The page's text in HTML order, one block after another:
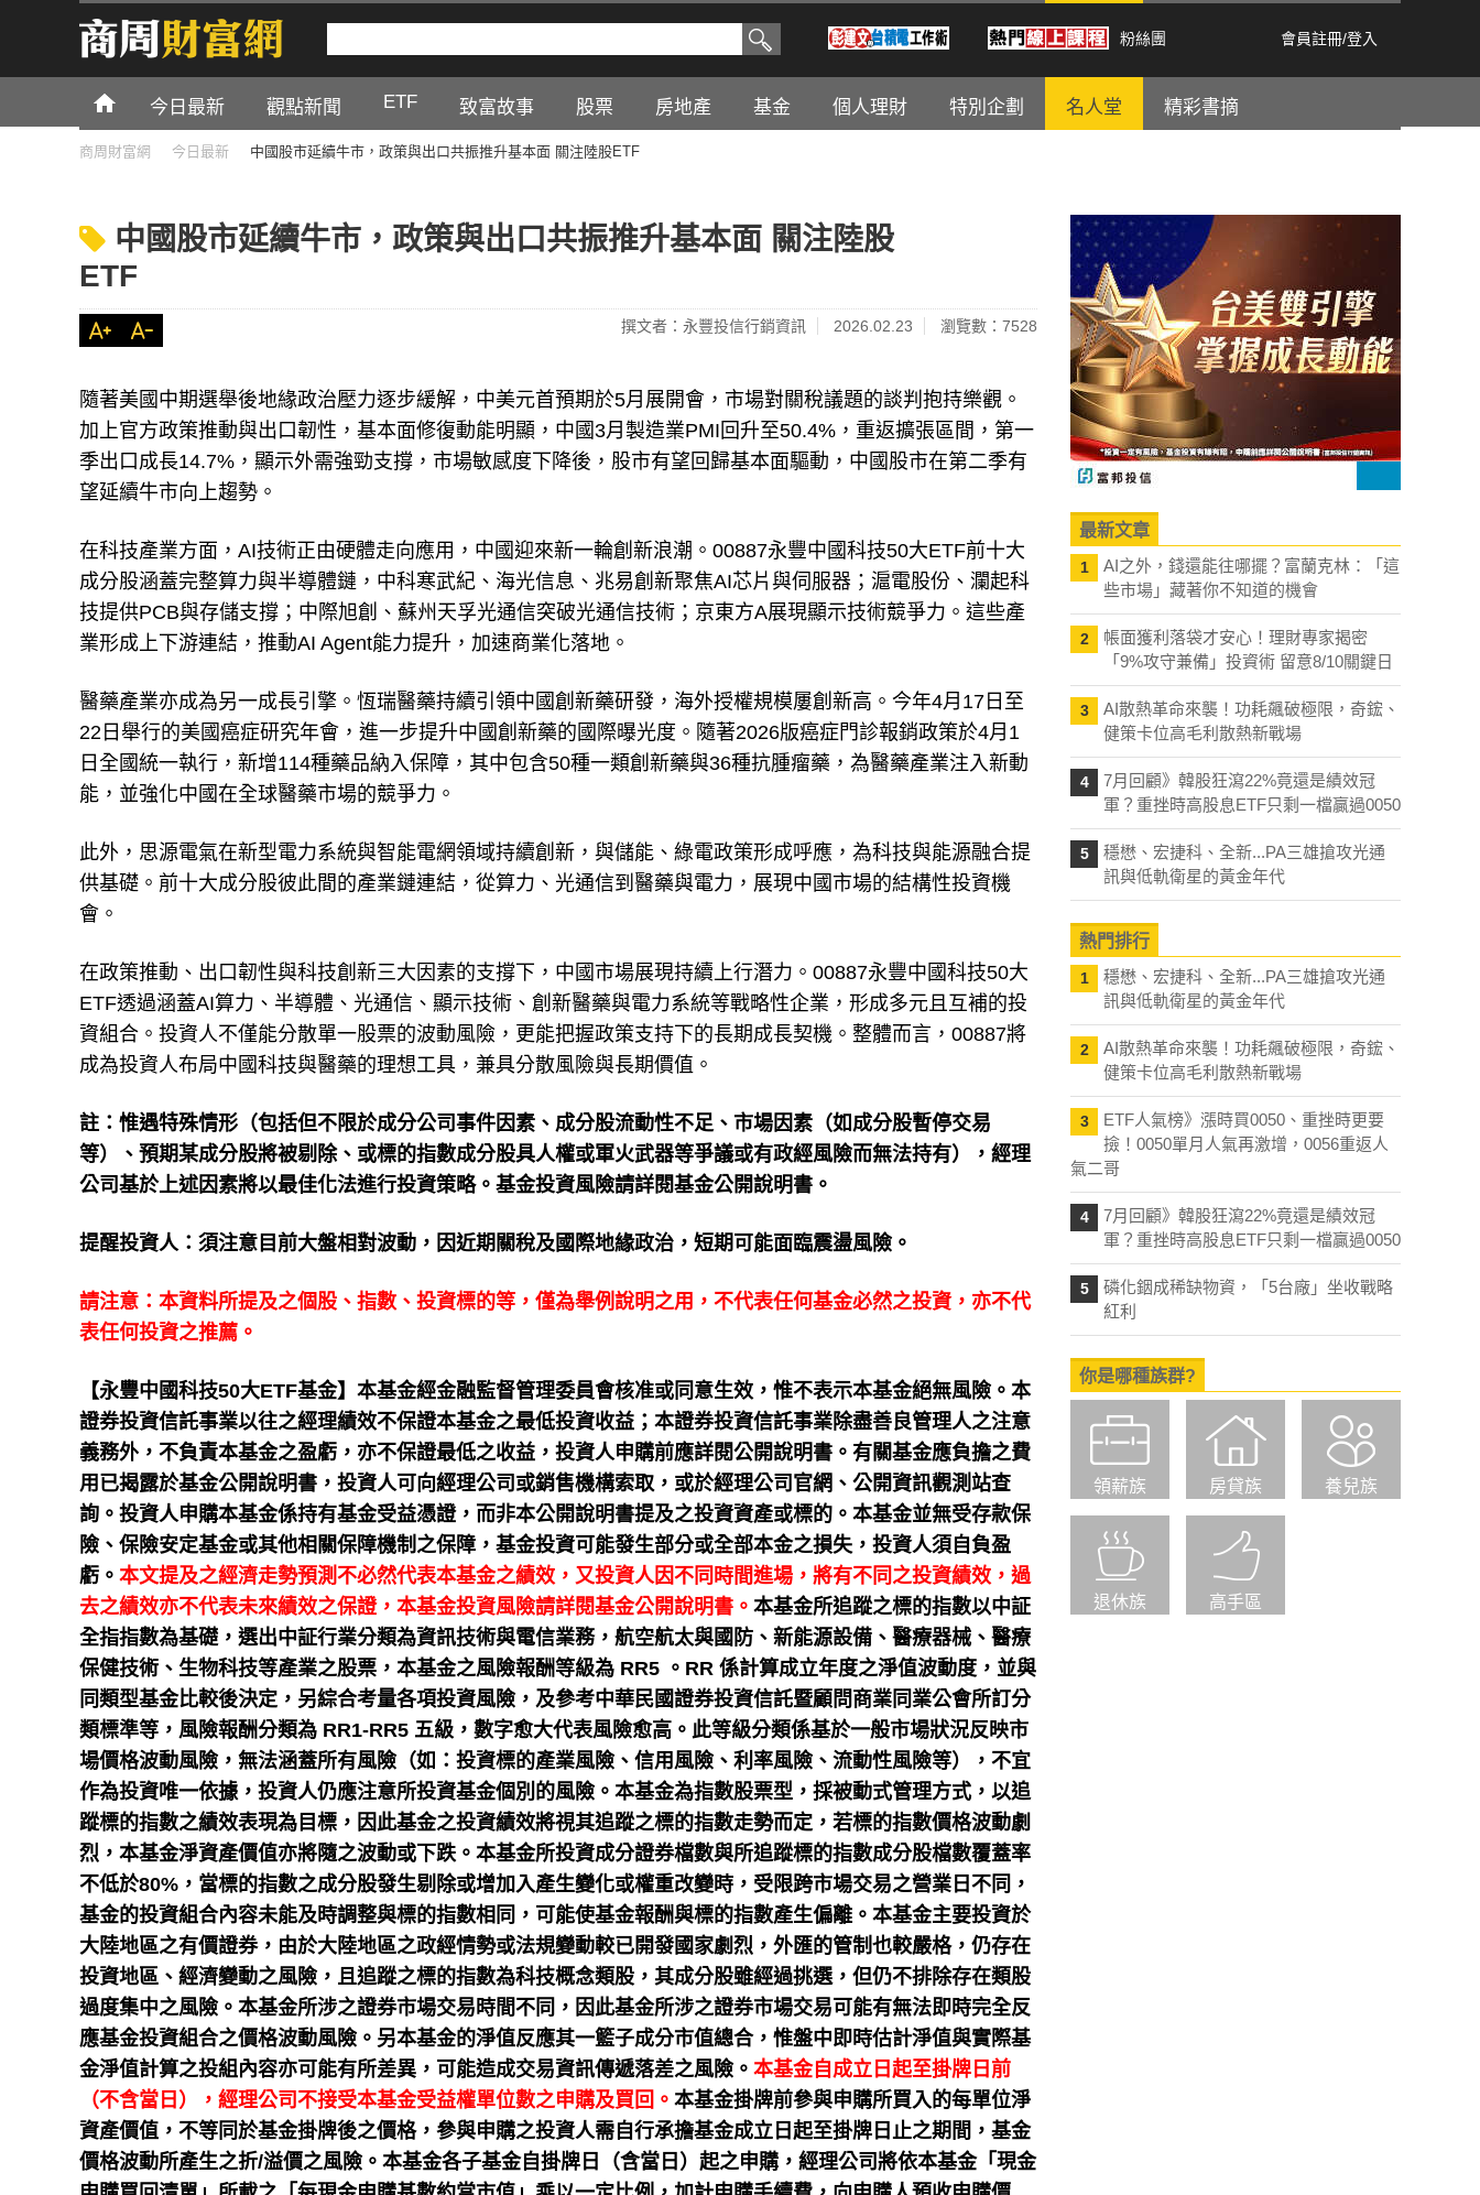
粉絲團 會員註冊/登入
今日最新 觀點新聞 ETF 致富故事 股票 房地產 基金 個人理財 特別企劃 名人堂 精彩書摘
商周財富網 今日最新 中國股市延續牛市，政策與出口共振推升基本面 關注陸股ETF
中國股市延續牛市，政策與出口共振推升基本面 關注陸股
ETF
撰文者：永豐投信行銷資訊 2026.02.23 瀏覽數：7528
隨著美國中期選舉後地緣政治壓力逐步緩解，中美元首預期於5月展開會，市場對關稅議題的談判抱持樂觀。
加上官方政策推動與出口韌性，基本面修復動能明顯，中國3月製造業PMI回升至50.4%，重返擴張區間，第一
季出口成長14.7%，顯示外需強勁支撐，市場敏感度下降後，股市有望回歸基本面驅動，中國股市在第二季有
望延續牛市向上趨勢。
在科技產業方面，AI技術正由硬體走向應用，中國迎來新一輪創新浪潮。00887永豐中國科技50大ETF前十大
成分股涵蓋完整算力與半導體鏈，中科寒武紀、海光信息、兆易創新聚焦AI芯片與伺服器；滬電股份、瀾起科
技提供PCB與存儲支撐；中際旭創、蘇州天孚光通信突破光通信技術；京東方A展現顯示技術競爭力。這些產
業形成上下游連結，推動AI Agent能力提升，加速商業化落地。
醫藥產業亦成為另一成長引擎。恆瑞醫藥持續引領中國創新藥研發，海外授權規模屢創新高。今年4月17日至
22日舉行的美國癌症研究年會，進一步提升中國創新藥的國際曝光度。隨著2026版癌症門診報銷政策於4月1
日全國統一執行，新增114種藥品納入保障，其中包含50種一類創新藥與36種抗腫瘤藥，為醫藥產業注入新動
能，並強化中國在全球醫藥市場的競爭力。
此外，思源電氣在新型電力系統與智能電網領域持續創新，與儲能、綠電政策形成呼應，為科技與能源融合提
供基礎。前十大成分股彼此間的產業鏈連結，從算力、光通信到醫藥與電力，展現中國市場的結構性投資機
會。
在政策推動、出口韌性與科技創新三大因素的支撐下，中國市場展現持續上行潛力。00887永豐中國科技50大
ETF透過涵蓋AI算力、半導體、光通信、顯示技術、創新醫藥與電力系統等戰略性企業，形成多元且互補的投
資組合。投資人不僅能分散單一股票的波動風險，更能把握政策支持下的長期成長契機。整體而言，00887將
成為投資人布局中國科技與醫藥的理想工具，兼具分散風險與長期價值。
註：惟遇特殊情形（包括但不限於成分公司事件因素、成分股流動性不足、市場因素（如成分股暫停交易
等）、預期某成分股將被剔除、或標的指數成分股具人權或軍火武器等爭議或有政經風險而無法持有），經理
公司基於上述因素將以最佳化法進行投資策略。基金投資風險請詳閱基金公開說明書。
提醒投資人：須注意目前大盤相對波動，因近期關稅及國際地緣政治，短期可能面臨震盪風險。
請注意：本資料所提及之個股、指數、投資標的等，僅為舉例說明之用，不代表任何基金必然之投資，亦不代
表任何投資之推薦。
【永豐中國科技50大ETF基金】本基金經金融監督管理委員會核准或同意生效，惟不表示本基金絕無風險。本
證券投資信託事業以往之經理績效不保證本基金之最低投資收益；本證券投資信託事業除盡善良管理人之注意
義務外，不負責本基金之盈虧，亦不保證最低之收益，投資人申購前應詳閱公開說明書。有關基金應負擔之費
用已揭露於基金公開說明書，投資人可向經理公司或銷售機構索取，或於經理公司官網、公開資訊觀測站查
詢。投資人申購本基金係持有基金受益憑證，而非本公開說明書提及之投資資產或標的。本基金並無受存款保
險、保險安定基金或其他相關保障機制之保障，基金投資可能發生部分或全部本金之損失，投資人須自負盈
虧。 本文提及之經濟走勢預測不必然代表本基金之績效，又投資人因不同時間進場，將有不同之投資績效，過
去之績效亦不代表未來績效之保證，本基金投資風險請詳閱基金公開說明書。 本基金所追蹤之標的指數以中証
全指指數為基礎，選出中証行業分類為資訊技術與電信業務，航空航太與國防、新能源設備、醫療器械、醫療
保健技術、生物科技等產業之股票，本基金之風險報酬等級為 RR5 。RR 係計算成立年度之淨值波動度，並與
同類型基金比較後決定，另綜合考量各項投資風險，及參考中華民國證券投資信託暨顧問商業同業公會所訂分
類標準等，風險報酬分類為 RR1-RR5 五級，數字愈大代表風險愈高。此等級分類係基於一般市場狀況反映市
場價格波動風險，無法涵蓋所有風險（如：投資標的產業風險、信用風險、利率風險、流動性風險等），不宜
作為投資唯一依據，投資人仍應注意所投資基金個別的風險。本基金為指數股票型，採被動式管理方式，以追
蹤標的指數之績效表現為目標，因此基金之投資績效將視其追蹤之標的指數走勢而定，若標的指數價格波動劇
烈，本基金淨資產價值亦將隨之波動或下跌。本基金所投資成分證券檔數與所追蹤標的指數成分股檔數覆蓋率
不低於80%，當標的指數之成分股發生剔除或增加入產生變化或權重改變時，受限跨市場交易之營業日不同，
基金的投資組合內容未能及時調整與標的指數相同，可能使基金報酬與標的指數產生偏離。本基金主要投資於
大陸地區之有價證券，由於大陸地區之政經情勢或法規變動較已開發國家劇烈，外匯的管制也較嚴格，仍存在
投資地區、經濟變動之風險，且追蹤之標的指數為科技概念類股，其成分股雖經過挑選，但仍不排除存在類股
過度集中之風險。本基金所涉之證券市場交易時間不同，因此基金所涉之證券市場交易可能有無法即時完全反
應基金投資組合之價格波動風險。另本基金的淨值反應其一籃子成分市值總合，惟盤中即時估計淨值與實際基
金淨值計算之投組內容亦可能有所差異，可能造成交易資訊傳遞落差之風險。 本基金自成立日起至掛牌日前
（不含當日），經理公司不接受本基金受益權單位數之申購及買回。 本基金掛牌前參與申購所買入的每單位淨
資產價值，不等同於基金掛牌後之價格，參與申購之投資人需自行承擔基金成立日起至掛牌日止之期間，基金
價格波動所產生之折/溢價之風險。本基金各子基金自掛牌日（含當日）起之申購，經理公司將依本基金「現金
最新文章
1
AI之外，錢還能往哪擺？富蘭克林：「這
些市場」藏著你不知道的機會
2
帳面獲利落袋才安心！理財專家揭密
「9%攻守兼備」投資術 留意8/10關鍵日
3
AI散熱革命來襲！功耗飆破極限，奇鋐、
健策卡位高毛利散熱新戰場
4
7月回顧》韓股狂瀉22%竟還是績效冠
軍？重挫時高股息ETF只剩一檔贏過0050
5
穩懋、宏捷科、全新...PA三雄搶攻光通
訊與低軌衛星的黃金年代
熱門排行
1
穩懋、宏捷科、全新...PA三雄搶攻光通
訊與低軌衛星的黃金年代
2
AI散熱革命來襲！功耗飆破極限，奇鋐、
健策卡位高毛利散熱新戰場
3
ETF人氣榜》漲時買0050、重挫時更要
撿！0050單月人氣再激增，0056重返人
氣二哥
4
7月回顧》韓股狂瀉22%竟還是績效冠
軍？重挫時高股息ETF只剩一檔贏過0050
5
磷化銦成稀缺物資，「5台廠」坐收戰略
紅利
你是哪種族群?
領薪族 房貸族 養兒族
退休族 高手區